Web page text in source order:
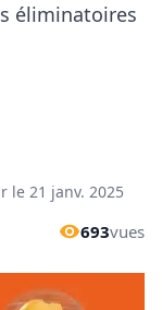
éliminatoires
le 21 janv. 2025
693vues